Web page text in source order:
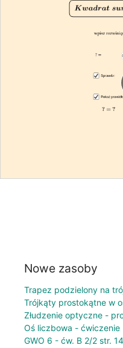
Nowe zasoby
Trapez podzielony na
Trójkąty prostokątne w
Złudzenie optyczne -
Oś liczbowa - ćwiczenie
GWO 6 - ćw. B 2/2 str.